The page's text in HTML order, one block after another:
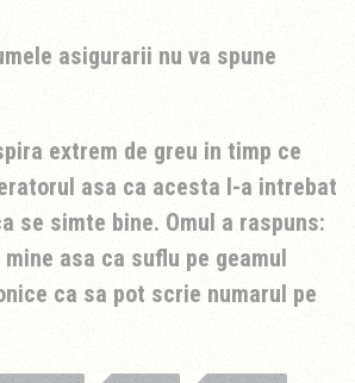
asigurarii nu va spune
extrem de greu in timp ce
asa ca acesta l-a intrebat
se simte bine. Omul a raspuns:
mine asa ca suflu pe geamul
ca sa pot scrie numarul pe